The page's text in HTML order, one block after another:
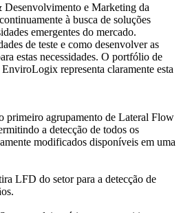
Desenvolvimento e Marketing da
à busca de soluções
emergentes do mercado.
de teste e como desenvolver as
estas necessidades. O portfólio de
representa claramente esta
agrupamento de Lateral Flow
a detecção de todos os
modificados disponíveis em uma
LFD do setor para a detecção de